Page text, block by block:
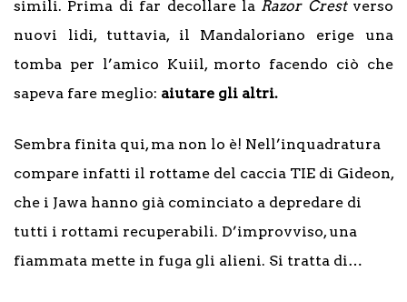
simili. Prima di far decollare la Razor Crestverso
nuovi lidi, tuttavia, il Mandaloriano erige una
tomba per l’amico Kuiil, morto facendo ciò che
sapeva fare meglio: aiutare gli altri.
Sembra finita qui, ma non lo è! Nell’inquadratura
compare infatti il rottame del caccia TIE di Gideon,
che i Jawa hanno già cominciato a depredare di
tutti i rottami recuperabili. D’improvviso, una
fiammata mette in fuga gli alieni. Si tratta di…